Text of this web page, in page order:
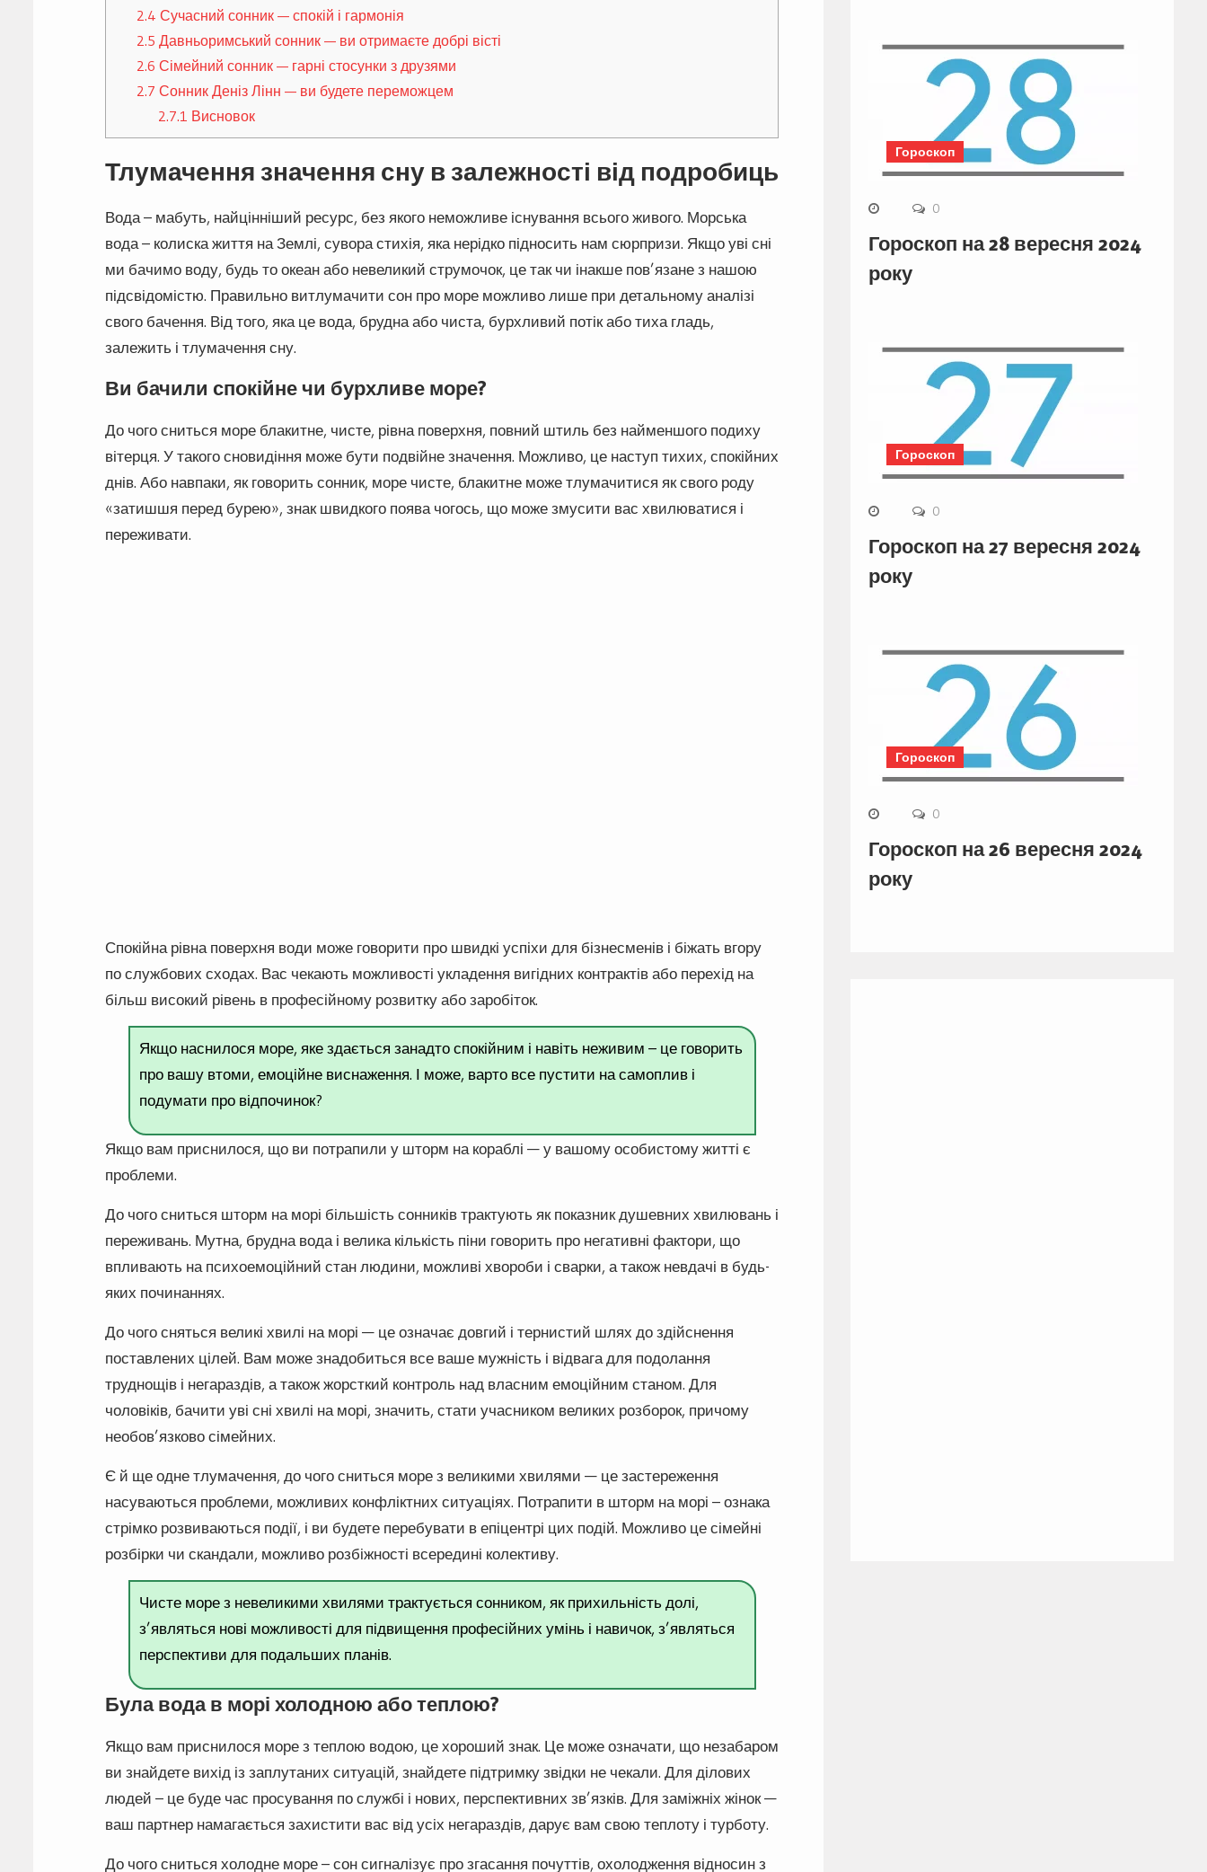
2.4 Сучасний сонник — спокій і гармонія
2.5 Давньоримський сонник — ви отримаєте добрі вісті
2.6 Сімейний сонник — гарні стосунки з друзями
2.7 Сонник Деніз Лінн — ви будете переможцем
2.7.1 Висновок
Тлумачення значення сну в залежності від подробиць
Вода – мабуть, найцінніший ресурс, без якого неможливе існування всього живого. Морська
вода – колиска життя на Землі, сувора стихія, яка нерідко підносить нам сюрпризи. Якщо уві сні
ми бачимо воду, будь то океан або невеликий струмочок, це так чи інакше пов’язане з нашою
підсвідомістю. Правильно витлумачити сон про море можливо лише при детальному аналізі
свого бачення. Від того, яка це вода, брудна або чиста, бурхливий потік або тиха гладь,
залежить і тлумачення сну.
Ви бачили спокійне чи бурхливе море?
До чого сниться море блакитне, чисте, рівна поверхня, повний штиль без найменшого подиху
вітерця. У такого сновидіння може бути подвійне значення. Можливо, це наступ тихих, спокійних
днів. Або навпаки, як говорить сонник, море чисте, блакитне може тлумачитися як свого роду
«затишшя перед бурею», знак швидкого поява чогось, що може змусити вас хвилюватися і
переживати.
Спокійна рівна поверхня води може говорити про швидкі успіхи для бізнесменів і біжать вгору
по службових сходах. Вас чекають можливості укладення вигідних контрактів або перехід на
більш високий рівень в професійному розвитку або заробіток.
Якщо наснилося море, яке здається занадто спокійним і навіть неживим – це говорить
про вашу втоми, емоційне виснаження. І може, варто все пустити на самоплив і
подумати про відпочинок?
Якщо вам приснилося, що ви потрапили у шторм на кораблі — у вашому особистому житті є
проблеми.
До чого сниться шторм на морі більшість сонників трактують як показник душевних хвилювань і
переживань. Мутна, брудна вода і велика кількість піни говорить про негативні фактори, що
впливають на психоемоційний стан людини, можливі хвороби і сварки, а також невдачі в будь-
яких починаннях.
До чого сняться великі хвилі на морі — це означає довгий і тернистий шлях до здійснення
поставлених цілей. Вам може знадобиться все ваше мужність і відвага для подолання
труднощів і негараздів, а також жорсткий контроль над власним емоційним станом. Для
чоловіків, бачити уві сні хвилі на морі, значить, стати учасником великих розборок, причому
необов’язково сімейних.
Є й ще одне тлумачення, до чого сниться море з великими хвилями — це застереження
насуваються проблеми, можливих конфліктних ситуаціях. Потрапити в шторм на морі – ознака
стрімко розвиваються події, і ви будете перебувати в епіцентрі цих подій. Можливо це сімейні
розбірки чи скандали, можливо розбіжності всередині колективу.
Чисте море з невеликими хвилями трактується сонником, як прихильність долі,
з’являться нові можливості для підвищення професійних умінь і навичок, з’являться
перспективи для подальших планів.
Була вода в морі холодною або теплою?
Якщо вам приснилося море з теплою водою, це хороший знак. Це може означати, що незабаром
ви знайдете вихід із заплутаних ситуацій, знайдете підтримку звідки не чекали. Для ділових
людей – це буде час просування по службі і нових, перспективних зв’язків. Для заміжніх жінок —
ваш партнер намагається захистити вас від усіх негараздів, дарує вам свою теплоту і турботу.
До чого сниться холодне море – сон сигналізує про згасання почуттів, охолодження відносин з
Гороскоп
0
Гороскоп на 28 вересня 2024
року
Гороскоп
0
Гороскоп на 27 вересня 2024
року
Гороскоп
0
Гороскоп на 26 вересня 2024
року